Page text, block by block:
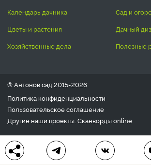
календарь дачника
сад и
цветы и растения
дачный
хозяйственные дела
полезные
® Антонов сад 2015-2026
Политика конфиденциальности
Пользовательское соглашение
Другие наши проекты: Сканвордыonline
Любое использование материала
письменного согласия редакции